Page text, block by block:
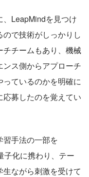
LeapMindを見つけ
で技術がしっかりし
チームもあり、機械
ス側からアプローチ
ているのかを明確に
募したのを覚えてい
習手法の一部を
子化に携わり、テー
ながら刺激を受けて